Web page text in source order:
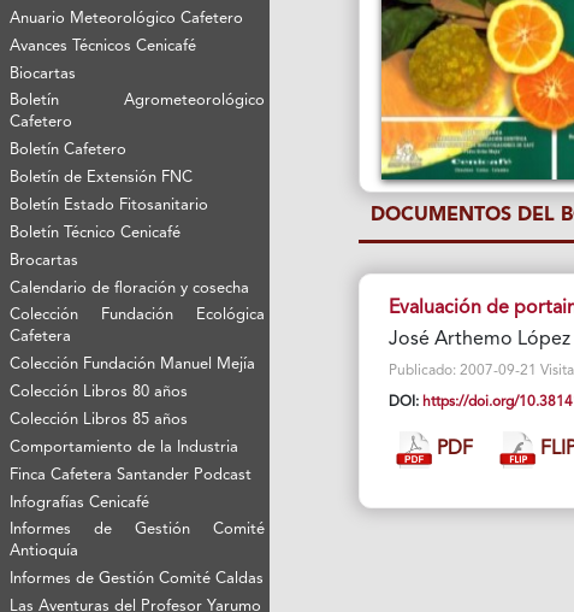
Anuario Meteorológico Cafetero
Avances Técnicos Cenicafé
Biocartas
Boletín Agrometeorológico
Cafetero
Boletín Cafetero
Boletín de Extensión FNC
Boletín Estado Fitosanitario
Boletín Técnico Cenicafé
Brocartas
Calendario de floración y cosecha
Colección Fundación Ecológica
Cafetera
Colección Fundación Manuel Mejía
Colección Libros 80 años
Colección Libros 85 años
Comportamiento de la Industria
Finca Cafetera Santander Podcast
Infografías Cenicafé
Informes de Gestión Comité
Antioquía
Informes de Gestión Comité Caldas
Las Aventuras del Profesor Yarumo
DOCUMENTOS DEL
Evaluación de
José Arthemo
Publicado: 2007-09-21
DOI: https://doi.org/
PDF